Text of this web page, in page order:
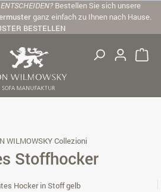
Bestellen Sie sich unsere
ganz einfach zu Ihnen nach Hause.
BESTELLEN
WILMOWSKY Collezioni
Stoffhocker